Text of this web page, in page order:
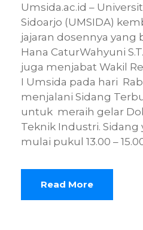
Umsida.ac.id –
Sidoarjo (UMSIDA)
jajaran dosennya yang
Hana CaturWahyuni
juga menjabat Wakil
I Umsida pada hari
menjalani Sidang
untuk meraih gelar
Teknik Industri.
mulai pukul 13.00 –
Read More